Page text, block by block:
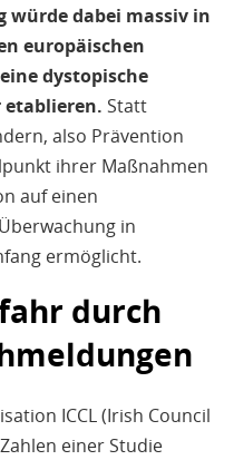
würde dabei massiv in
europäischen
dystopische
Statt
also Prävention
ihrer Maßnahmen
auf einen
in
ermöglicht.
durch
ICCL (Irish Council
einer Studie